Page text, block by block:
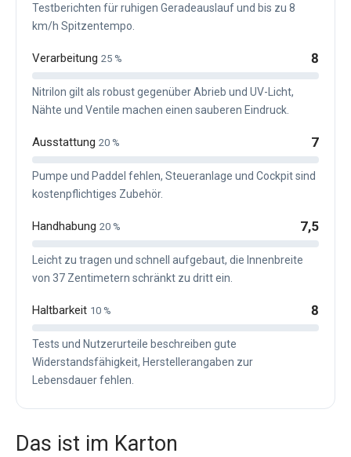
Testberichten für ruhigen Geradeauslauf und bis zu 8
km/h Spitzentempo.
Verarbeitung 25 % 8
Nitrilon gilt als robust gegenüber Abrieb und UV-Licht,
Nähte und Ventile machen einen sauberen Eindruck.
Ausstattung 20 % 7
Pumpe und Paddel fehlen, Steueranlage und Cockpit sind
kostenpflichtiges Zubehör.
Handhabung 20 % 7,5
Leicht zu tragen und schnell aufgebaut, die Innenbreite
von 37 Zentimetern schränkt zu dritt ein.
Haltbarkeit 10 % 8
Tests und Nutzerurteile beschreiben gute
Widerstandsfähigkeit, Herstellerangaben zur
Lebensdauer fehlen.
Das ist im Karton